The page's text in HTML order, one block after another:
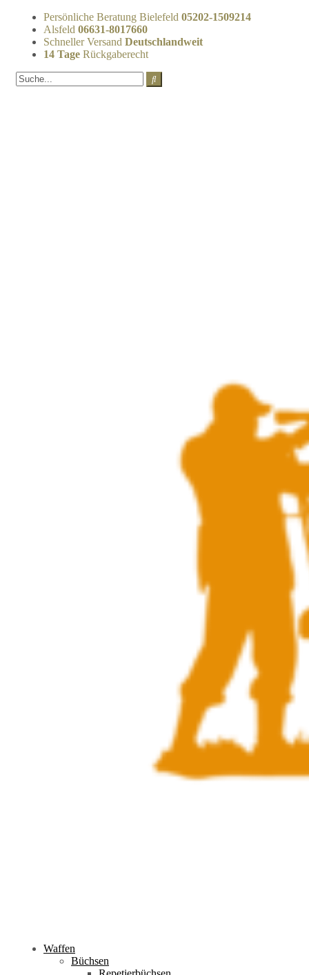
Persönliche Beratung Bielefeld 05202-1509214
Alsfeld 06631-8017660
Schneller Versand Deutschlandweit
14 Tage Rückgaberecht
Waffen
Büchsen